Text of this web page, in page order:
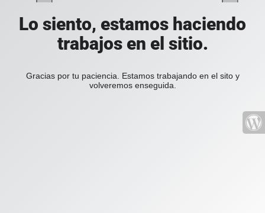
Lo siento, estamos haciendo
trabajos en el sitio.
Gracias por tu paciencia. Estamos trabajando en el sito y
volveremos enseguida.